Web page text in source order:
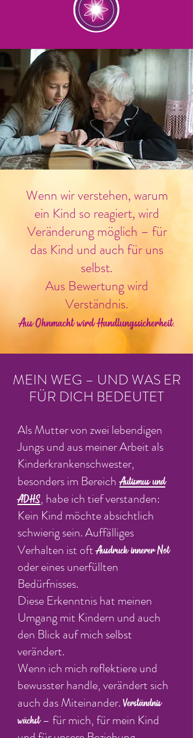
Wenn wir verstehen, warum
ein Kind so reagiert, wird
Veränderung möglich – für
das Kind und auch für uns
selbst.
Aus Bewertung wird
Verständnis.
Aus Ohnmacht wird Handlungssicherheit.
MEIN WEG – UND WAS ER
FÜR DICH BEDEUTET
Als Mutter von zwei lebendigen
Jungs und aus meiner Arbeit als
Kinderkrankenschwester,
besonders im Bereich Autismus und
ADHS, habe ich tief verstanden:
Kein Kind möchte absichtlich
schwierig sein. Auffälliges
Verhalten ist oftAusdruck innerer Not
oder eines unerfüllten
Bedürfnisses.
Diese Erkenntnis hat meinen
Umgang mit Kindern und auch
den Blick auf mich selbst
verändert.
Wenn ich mich reflektiere und
bewusster handle, verändert sich
auch das Miteinander.Verständnis
wächst– für mich, für mein Kind